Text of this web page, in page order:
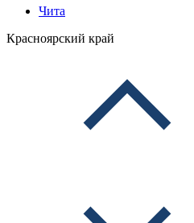
Чита
Красноярский край